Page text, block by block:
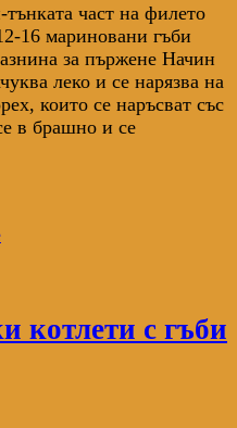
част на филето
16 мариновани гъби
за пържене Начин
леко и се нарязва на
които се наръсват със
в брашно и се
котлети с гъби